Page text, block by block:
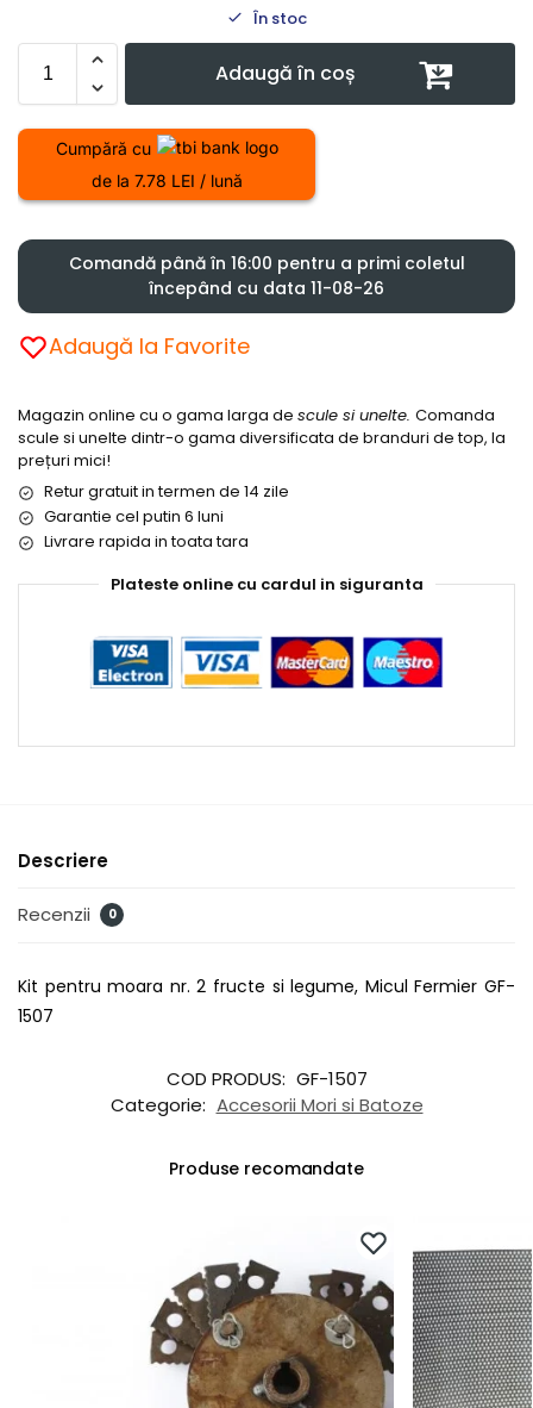
În stoc
Adaugă în coș
Cumpără cu
de la 7.78 LEI / lună
Comandă până în 16:00 pentru a primi coletul
începând cu data 11-08-26
Adaugă la Favorite
Magazin online cu o gama larga de scule si unelte. Comanda
scule si unelte dintr-o gama diversificata de branduri de top, la
prețuri mici!
Retur gratuit in termen de 14 zile
Garantie cel putin 6 luni
Livrare rapida in toata tara
Plateste online cu cardul in siguranta
Descriere
Recenzii 0
Kit pentru moara nr. 2 fructe si legume, Micul Fermier GF-
1507
COD PRODUS: GF-1507
Categorie: Accesorii Mori si Batoze
Produse recomandate